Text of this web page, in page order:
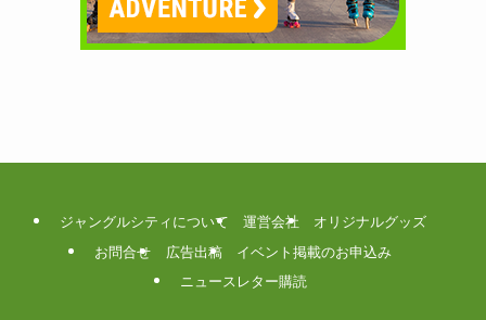
ジャングルシティについて 運営会社
オリジナルグッズ
お問合せ
広告出稿
イベント掲載のお申込み
ニュースレター購読